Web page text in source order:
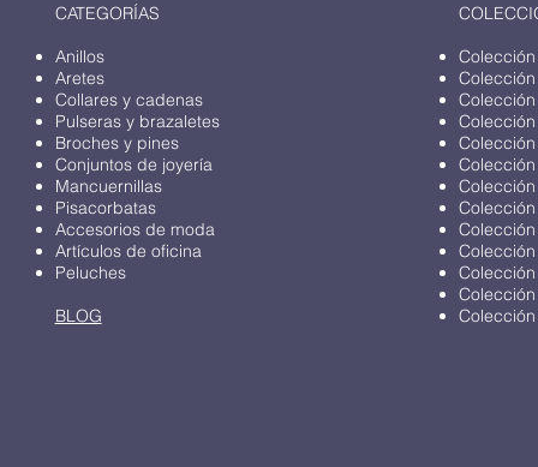
CATEGORÍAS
Anillos
Aretes
Collares y cadenas
Pulseras y brazaletes
Broches y pines
Conjuntos de joyería
Mancuernillas
Pisacorbatas
Accesorios de moda
Artículos de oficina
Peluches
BLOG
Colección